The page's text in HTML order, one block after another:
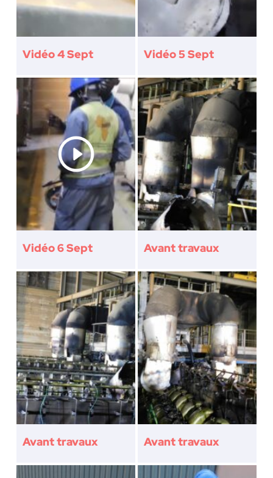
Vidéo 4 Sept Vidéo 5 Sept
Vidéo 6 Sept Avant travaux
Avant travaux Avant travaux